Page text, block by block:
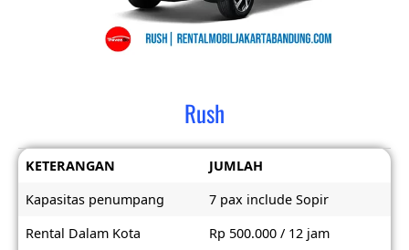
Rush
KETERANGAN
JUMLAH
Kapasitas penumpang
7 pax include Sopir
Rental Dalam Kota
Rp 500.000 / 12 jam